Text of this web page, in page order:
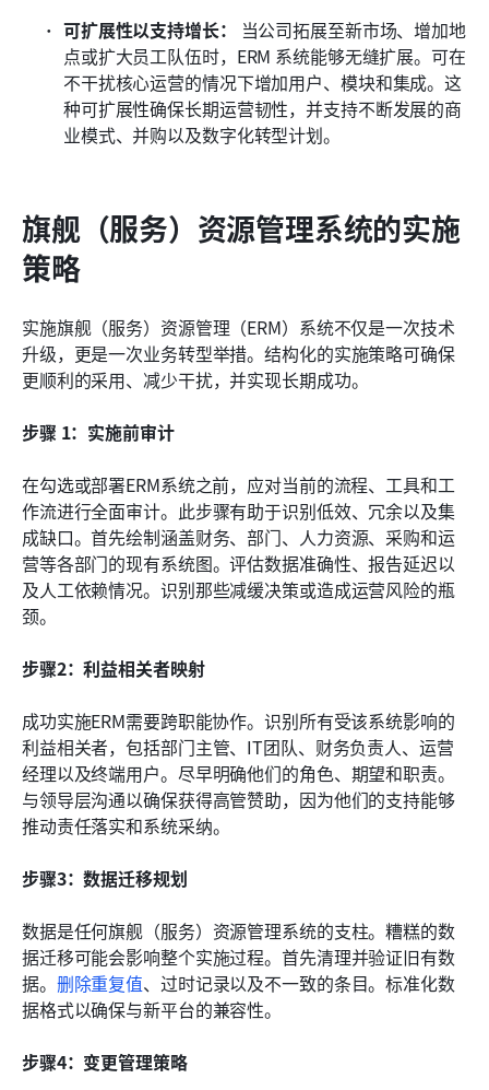
可扩展性以支持增长：
当公司拓展至新市场、增加地
点或扩大员工队伍时，ERM 系统能够无缝扩展。可在
不干扰核心运营的情况下增加用户、模块和集成。这
种可扩展性确保长期运营韧性，并支持不断发展的商
业模式、并购以及数字化转型计划。
旗舰（服务）资源管理系统的实施
策略
实施旗舰（服务）资源管理（ERM）系统不仅是一次技术
升级，更是一次业务转型举措。结构化的实施策略可确保
更顺利的采用、减少干扰，并实现长期成功。
步骤 1：实施前审计
在勾选或部署ERM系统之前，应对当前的流程、工具和工
作流进行全面审计。此步骤有助于识别低效、冗余以及集
成缺口。首先绘制涵盖财务、部门、人力资源、采购和运
营等各部门的现有系统图。评估数据准确性、报告延迟以
及人工依赖情况。识别那些减缓决策或造成运营风险的瓶
颈。
步骤2：利益相关者映射
成功实施ERM需要跨职能协作。识别所有受该系统影响的
利益相关者，包括部门主管、IT团队、财务负责人、运营
经理以及终端用户。尽早明确他们的角色、期望和职责。
与领导层沟通以确保获得高管赞助，因为他们的支持能够
推动责任落实和系统采纳。
步骤3：数据迁移规划
数据是任何旗舰（服务）资源管理系统的支柱。糟糕的数
据迁移可能会影响整个实施过程。首先清理并验证旧有数
据。 删除重复值、过时记录以及不一致的条目。标准化数
据格式以确保与新平台的兼容性。
步骤4：变更管理策略